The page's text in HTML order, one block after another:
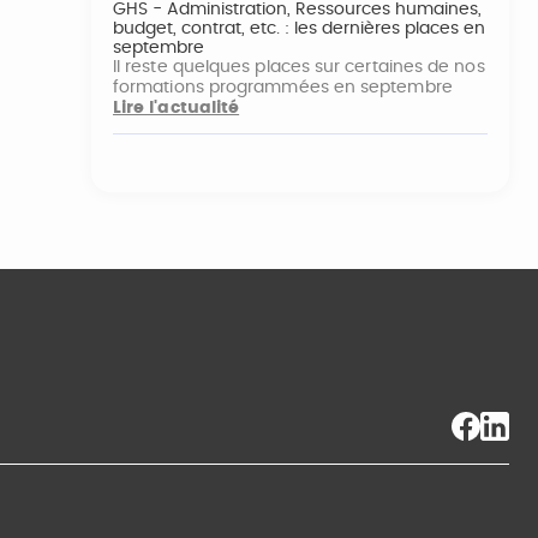
GHS - Administration, Ressources humaines,
budget, contrat, etc. : les dernières places en
septembre
Il reste quelques places sur certaines de nos
formations programmées en septembre
Lire l'actualité